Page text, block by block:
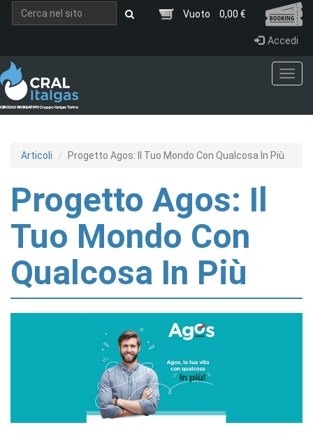
Salta al contenuto principale
Vuoto 0,00 €
Accedi
Articoli Progetto Agos: Il Tuo Mondo Con Qualcosa In Più
Progetto Agos: Il
Tuo Mondo Con
Qualcosa In Più